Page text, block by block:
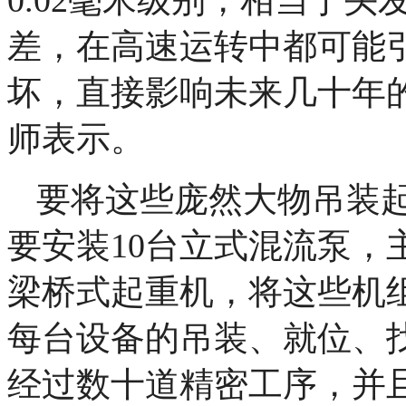
差，在高速运转中都可能
坏，直接影响未来几十年
师表示。
要将这些庞然大物吊装
要安装10台立式混流泵，
梁桥式起重机，将这些机
每台设备的吊装、就位、
经过数十道精密工序，并